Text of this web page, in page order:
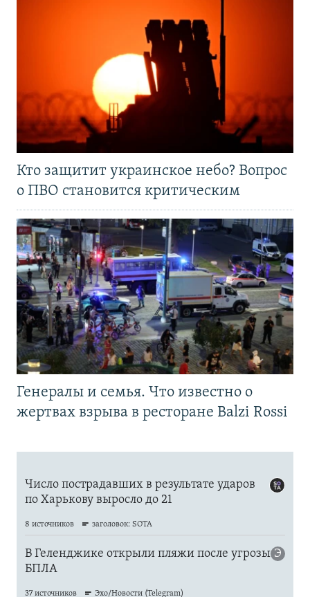
Кто защитит украинское небо? Вопрос
о ПВО становится критическим
Генералы и семья. Что известно о
жертвах взрыва в ресторане Balzi Rossi